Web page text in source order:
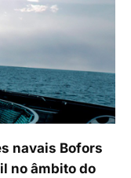
navais Bofors
no âmbito do